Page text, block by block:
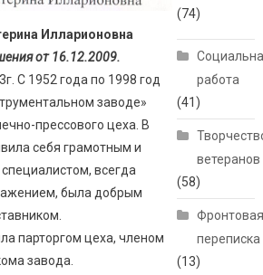
Илларионовна
от 16.12.2009.
С 1952 года по 1998 год
заводе»
прессового цеха. В
себя грамотным и
всегда
была добрым
парторгом цеха, членом
завода.
(74)
работа
(41)
ветеранов
(58)
переписка
(13)